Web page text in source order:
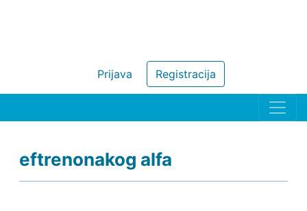
Registracija
Prijava
eftrenonakog alfa